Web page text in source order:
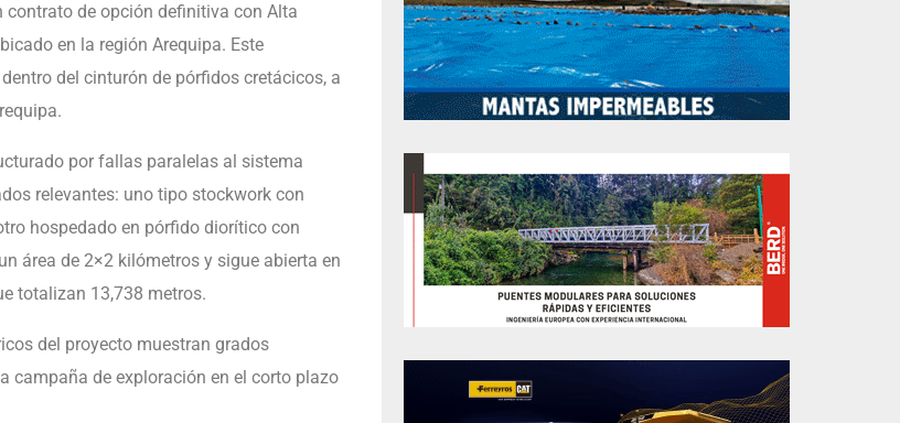
contrato de opción definitiva con Alta
en la región Arequipa. Este
del cinturón de pórfidos cretácicos, a
por fallas paralelas al sistema
relevantes: uno tipo stockwork con
hospedado en pórfido diorítico con
área de 2×2 kilómetros y sigue abierta en
totalizan 13,738 metros.
del proyecto muestran grados
campaña de exploración en el corto plazo